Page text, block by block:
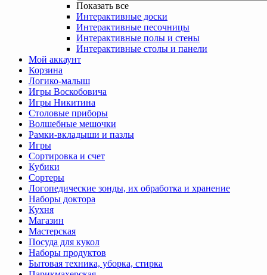
Показать все
Интерактивные доски
Интерактивные песочницы
Интерактивные полы и стены
Интерактивные столы и панели
Мой аккаунт
Корзина
Логико-малыш
Игры Воскобовича
Игры Никитина
Столовые приборы
Волшебные мешочки
Рамки-вкладыши и пазлы
Игры
Сортировка и счет
Кубики
Сортеры
Логопедические зонды, их обработка и хранение
Наборы доктора
Кухня
Магазин
Мастерская
Посуда для кукол
Наборы продуктов
Бытовая техника, уборка, стирка